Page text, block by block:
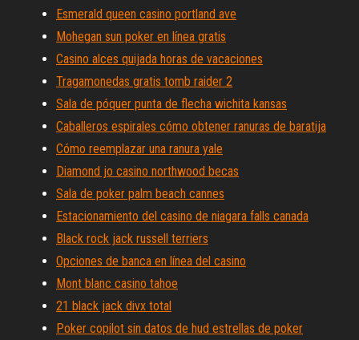
Esmerald queen casino portland ave
Mohegan sun poker en línea gratis
Casino alces quijada horas de vacaciones
Tragamonedas gratis tomb raider 2
Sala de póquer punta de flecha wichita kansas
Caballeros espirales cómo obtener ranuras de baratija
Cómo reemplazar una ranura yale
Diamond jo casino northwood becas
Sala de poker palm beach cannes
Estacionamiento del casino de niagara falls canada
Black rock jack russell terriers
Opciones de banca en línea del casino
Mont blanc casino tahoe
21 black jack divx total
Poker copilot sin datos de hud estrellas de poker